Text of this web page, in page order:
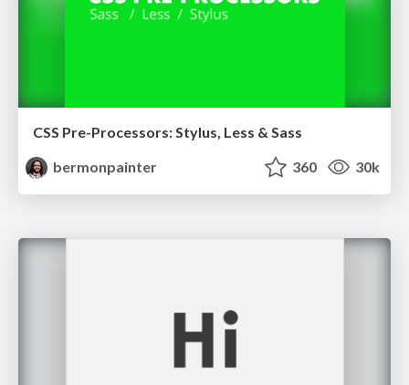
CSS Pre-Processors: Stylus, Less & Sass
bermonpainter
360 30k